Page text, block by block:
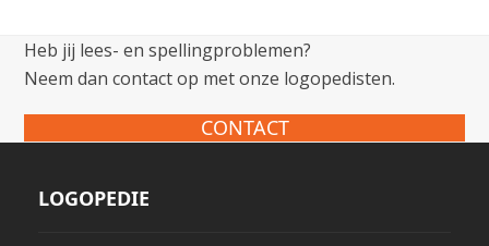
Heb jij lees- en spellingproblemen?
Neem dan contact op met onze logopedisten.
CONTACT
LOGOPEDIE